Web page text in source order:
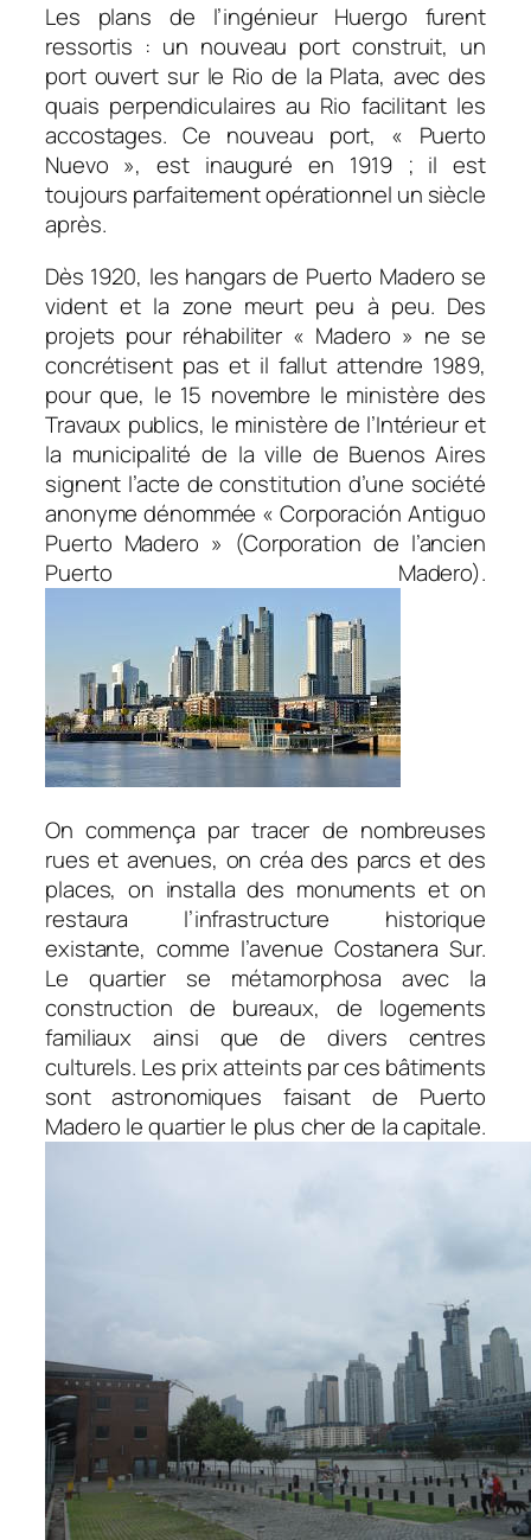
Les plans de l’ingénieur Huergo furent
ressortis : un nouveau port construit, un
port ouvert sur le Rio de la Plata, avec des
quais perpendiculaires au Rio facilitant les
accostages. Ce nouveau port, « Puerto
Nuevo », est inauguré en 1919 ; il est
toujours parfaitement opérationnel un siècle
après.
Dès 1920, les hangars de Puerto Madero se
vident et la zone meurt peu à peu. Des
projets pour réhabiliter « Madero » ne se
concrétisent pas et il fallut attendre 1989,
pour que, le 15 novembre le ministère des
Travaux publics, le ministère de l’Intérieur et
la municipalité de la ville de Buenos Aires
signent l’acte de constitution d’une société
anonyme dénommée « Corporación Antiguo
Puerto Madero » (Corporation de l’ancien
Puerto Madero).
On commença par tracer de nombreuses
rues et avenues, on créa des parcs et des
places, on installa des monuments et on
restaura l’infrastructure historique
existante, comme l’avenue Costanera Sur.
Le quartier se métamorphosa avec la
construction de bureaux, de logements
familiaux ainsi que de divers centres
culturels. Les prix atteints par ces bâtiments
sont astronomiques faisant de Puerto
Madero le quartier le plus cher de la capitale.